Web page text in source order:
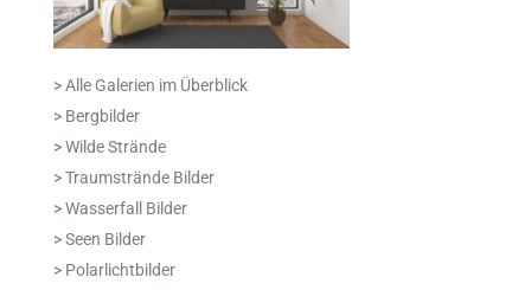
> Alle Galerien im Überblick
> Bergbilder
> Wilde Strände
> Traumstrände Bilder
> Wasserfall Bilder
> Seen Bilder
> Polarlichtbilder